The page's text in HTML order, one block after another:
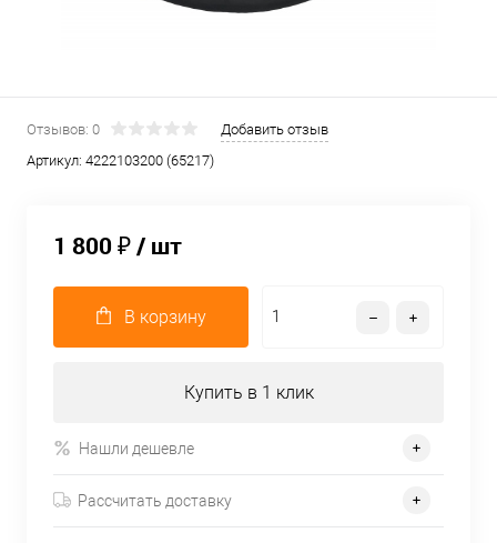
Отзывов: 0
Добавить отзыв
Артикул: 4222103200 (65217)
1 800 ₽/ шт
В корзину
Купить в 1 клик
Нашли дешевле
Рассчитать доставку